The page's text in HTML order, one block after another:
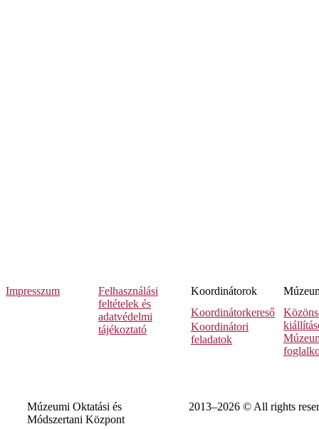
Impresszum
Felhasználási
feltételek és
adatvédelmi
tájékoztató
Koordinátorok
Koordinátorkereső
Koordinátori
feladatok
Múzeumi Oktatási és
Módszertani Központ
2013–2026 © All rights